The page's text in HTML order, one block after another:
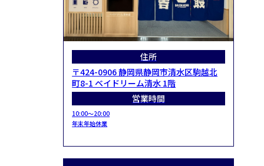
住所
〒424-0906 静岡県静岡市清水区駒越北
町8-1 ベイドリーム清水 1階
営業時間
10:00～20:00
年末年始休業